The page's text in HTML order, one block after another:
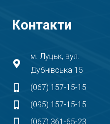
Контакти
м. Луцьк, вул.
Дубнівська 15
(067) 157-15-15
(095) 157-15-15
(067) 361-65-23